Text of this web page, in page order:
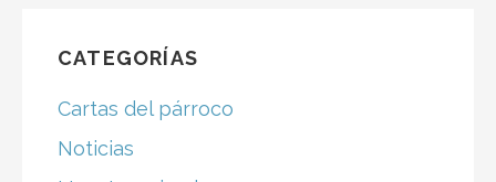
CATEGORÍAS
Cartas del párroco
Noticias